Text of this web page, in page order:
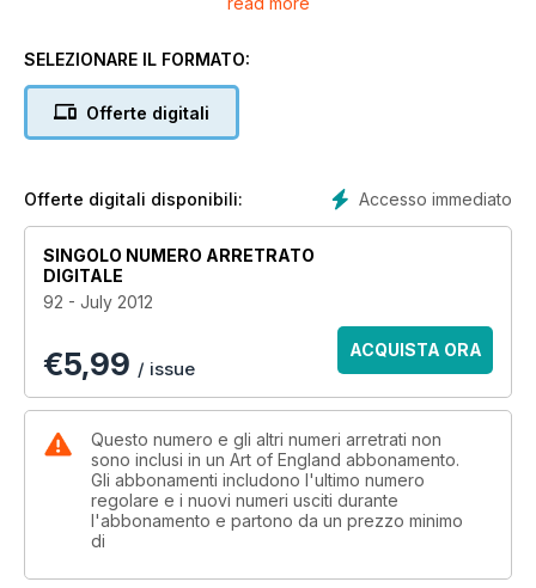
Gallery at Buckingham Palace plays host to Leonardo da
celebrating its 151st anniversary in style this year, is fully
engaged in the Jubilee celebrations. In search of art and
courtesy of Art Spaces.
SELEZIONARE IL FORMATO:
Offerte digitali
Accesso immediato
Offerte digitali disponibili:
SINGOLO NUMERO ARRETRATO
DIGITALE
92 - July 2012
€5,99 / issue
ACQUISTA ORA
Questo numero e gli altri numeri arretrati non
sono inclusi in un Art of England abbonamento.
Gli abbonamenti includono l'ultimo numero
regolare e i nuovi numeri usciti durante
l'abbonamento e partono da un prezzo minimo
di